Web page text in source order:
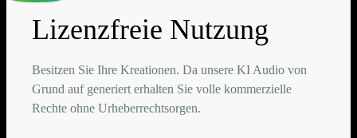
Lizenzfreie Nutzung
Besitzen Sie Ihre Kreationen. Da unsere KI Audio von
Grund auf generiert erhalten Sie volle kommerzielle
Rechte ohne Urheberrechtsorgen.